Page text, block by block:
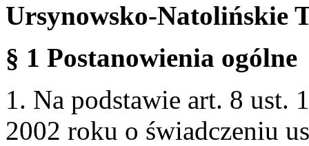
Ursynowsko-Natolińskie
§ 1 Postanowienia ogólne
1. Na podstawie art. 8 ust.
2002 roku o świadczeniu